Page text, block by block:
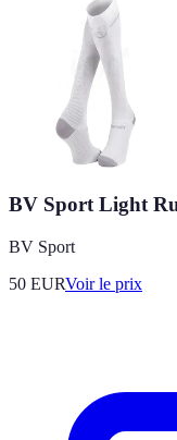
BV Sport Light
BV Sport
50 EURVoir le prix